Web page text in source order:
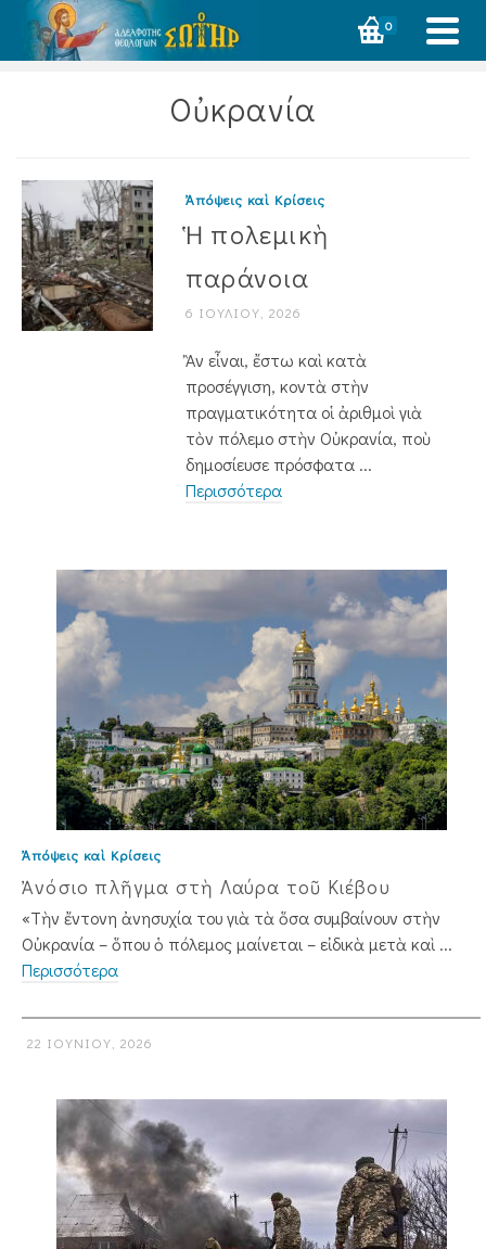
0
Οὐκρανία
Ἀπόψεις καὶ Κρίσεις
Ἡ πολεμικὴ
παράνοια
6 ΙΟΥΛΊΟΥ, 2026
Ἂν εἶναι, ἔστω καὶ κατὰ
προσέγγιση, κοντὰ στὴν
πραγματικότητα οἱ ἀριθμοὶ γιὰ
τὸν πόλεμο στὴν Οὐκρανία, ποὺ
δημοσίευσε πρόσφατα ...
Περισσότερα
Ἀπόψεις καὶ Κρίσεις
Ἀνόσιο πλῆγμα στὴ Λαύρα τοῦ Κιέβου
«Τὴν ἔντονη ἀνησυχία του γιὰ τὰ ὅσα συμβαίνουν στὴν
Οὐκρανία – ὅπου ὁ πόλεμος μαίνεται – εἰδικὰ μετὰ καὶ ...
Περισσότερα
22 ΙΟΥΝΊΟΥ, 2026